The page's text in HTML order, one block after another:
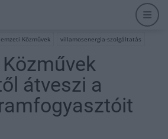
Közművek villamosenergia-szolgáltatás
átveszi a